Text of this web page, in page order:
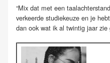
“Mix dat met een
verkeerde studiekeuze en je
dan ook wat ik al twintig jaar zie